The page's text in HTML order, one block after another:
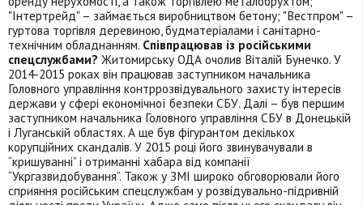
"Інтертрейд" – займається виробництвом бетону; "Вестпром" –
гуртова торгівля деревиною, будматеріалами і санітарно-
технічним обладнанням. Співпрацював із російськими
спецслужбами? Житомирську ОДА очолив Віталій Бунечко. У
2014-2015 роках він працював заступником начальника
Головного управління контррозвідувального захисту інтересів
держави у сфері економічної безпеки СБУ. Далі – був першим
заступником начальника Головного управління СБУ в Донецькій
і Луганській областях. А ще був фігурантом декількох
корупційних скандалів. У 2015 році його звинувачували в
“кришуванні” і отриманні хабара від компанії
“Укргазвидобування”. Також у ЗМІ широко обговорювали його
сприяння російським спецслужбам у розвідувально-підривній